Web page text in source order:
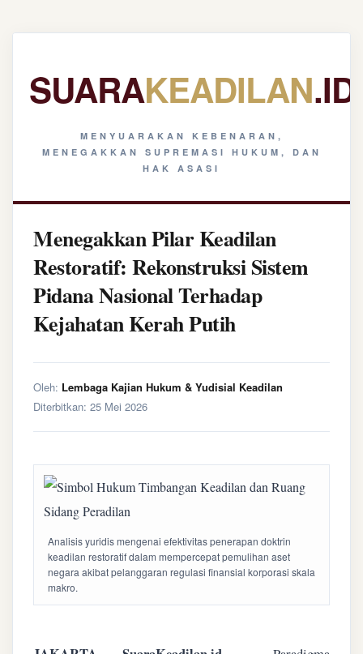
SUARAKEADILAN.ID
MENYUARAKAN KEBENARAN,
MENEGAKKAN SUPREMASI HUKUM, DAN
HAK ASASI
Menegakkan Pilar Keadilan
Restoratif: Rekonstruksi Sistem
Pidana Nasional Terhadap
Kejahatan Kerah Putih
Oleh: Lembaga Kajian Hukum & Yudisial Keadilan
Diterbitkan: 25 Mei 2026
Analisis yuridis mengenai efektivitas penerapan doktrin
keadilan restoratif dalam mempercepat pemulihan aset
negara akibat pelanggaran regulasi finansial korporasi skala
makro.